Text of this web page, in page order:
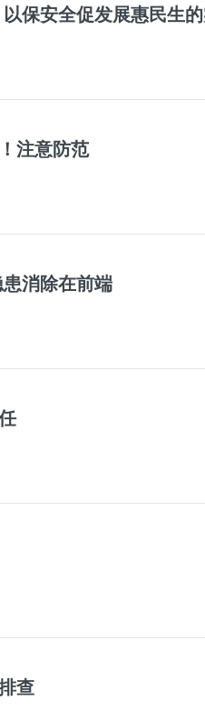
保安全促发展惠民生
注意防范
消除在前端
查